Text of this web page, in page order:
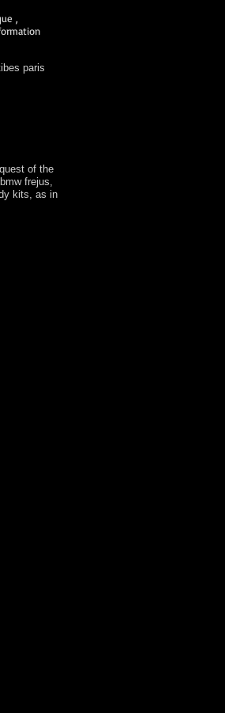
,
paris
of the
frejus,
kits, as in